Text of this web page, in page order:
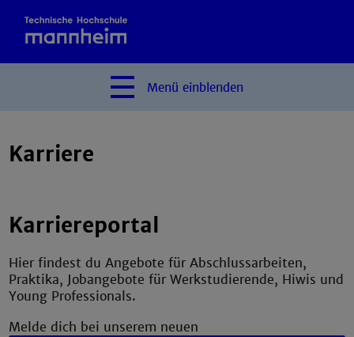
Menü einblenden
Karriere
Karriereportal
Hier findest du Angebote für Abschlussarbeiten,
Praktika, Jobangebote für Werkstudierende, Hiwis und
Young Professionals.
Melde dich bei unserem neuen